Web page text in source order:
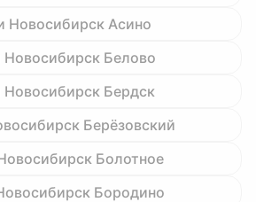
Новосибирск Асино
Новосибирск Белово
Новосибирск Бердск
Берёзовский
Болотное
Бородино